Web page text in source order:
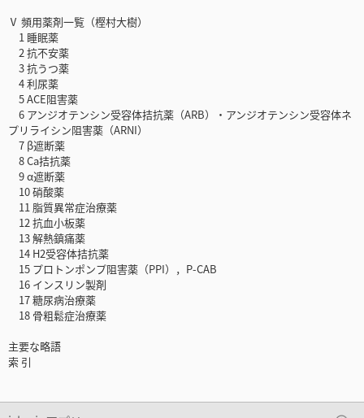
Ⅴ 頻用薬剤一覧（樫村大樹）
1 睡眠薬
2 抗不安薬
3 抗うつ薬
4 利尿薬
5 ACE阻害薬
6 アンジオテンシン受容体拮抗薬（ARB）・アンジオテンシン受容体ネ
プリライシン阻害薬（ARNI）
7 β遮断薬
8 Ca拮抗薬
9 α遮断薬
10 硝酸薬
11 脂質異常症治療薬
12 抗血小板薬
13 解熱鎮痛薬
14 H2受容体拮抗薬
15 プロトンポンプ阻害薬（PPI），P-CAB
16 インスリン製剤
17 糖尿病治療薬
18 骨粗鬆症治療薬
主要な略語
索 引